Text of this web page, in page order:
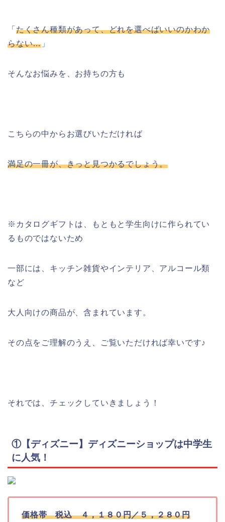
「 たくさん種類があって、どれを選べばいいのかわか
らない… 」
そんなお悩みを、お持ちの方も
こちらの中からお選びいただければ
満足の一冊が、きっと見つかるでしょう。
※カタログギフトは、もともと学生向けに作られてい
るものではないため
一部には、キッチン雑貨やインテリア、アルコール類
など
大人向けの商品が、含まれています。
その点をご理解のうえ、ご覧いただければ幸いです♪
それでは、チェックしていきましょう！
①【ディズニー】ディズニーショップは中学生
に人気！
価格帯 税込 ４，１８０円／５，２８０円